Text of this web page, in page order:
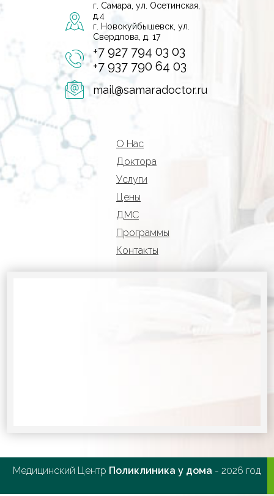
г. Самара, ул. Осетинская,
д.4
г. Новокуйбышевск, ул.
Свердлова, д. 17
+7 927 794 03 03
+7 937 790 64 03
mail@samaradoctor.ru
О Нас
Доктора
Услуги
Цены
ДМС
Программы
Контакты
Медицинский Центр Поликлиника у дома - 2026 год